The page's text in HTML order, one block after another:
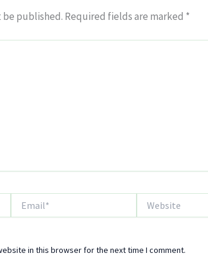
be published. Required fields are marked *
in this browser for the next time I comment.